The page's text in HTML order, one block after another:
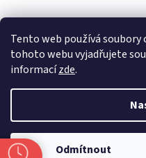
Tento web používá
tohoto webu vyjadřujete
informacízde.
Odmítnout
Copyright 2026Zlatnictví
Upravit